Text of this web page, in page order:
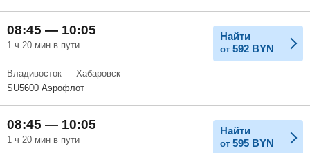
08:45 — 10:05
1 ч 20 мин в пути
Найти
от 592 BYN
Владивосток — Хабаровск
SU5600 Аэрофлот
08:45 — 10:05
1 ч 20 мин в пути
Найти
от 595 BYN